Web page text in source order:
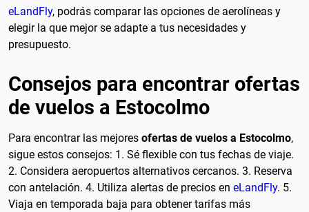
eLandFly, podrás comparar las opciones de aerolíneas y
elegir la que mejor se adapte a tus necesidades y
presupuesto.
Consejos para encontrar ofertas
de vuelos a Estocolmo
Para encontrar las mejores ofertas de vuelos a Estocolmo,
sigue estos consejos: 1. Sé flexible con tus fechas de viaje.
2. Considera aeropuertos alternativos cercanos. 3. Reserva
con antelación. 4. Utiliza alertas de precios en eLandFly. 5.
Viaja en temporada baja para obtener tarifas más